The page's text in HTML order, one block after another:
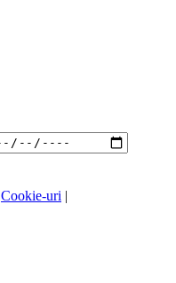
Cookie-uri |